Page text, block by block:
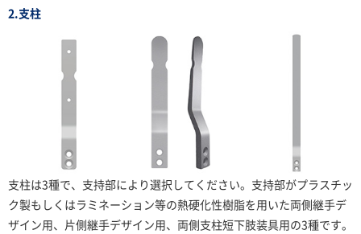
2.支柱
支柱は3種で、支持部により選択してください。支持部がプラスチッ
ク製もしくはラミネーション等の熱硬化性樹脂を用いた両側継手デ
ザイン用、片側継手デザイン用、両側支柱短下肢装具用の3種です。